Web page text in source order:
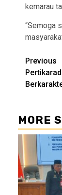
kemarau
“Semoga
Previous
MORE